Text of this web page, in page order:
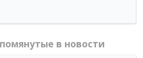
в новости